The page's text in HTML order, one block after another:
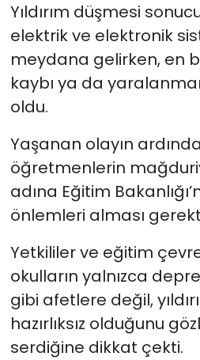
Yıldırım düşmesi
elektrik ve elektronik
meydana gelirken, en
kaybı ya da
oldu.
Yaşanan olayın
öğretmenlerin
adına Eğitim
önlemleri alması
Yetkililer ve eğitim
okulların yalnızca
gibi afetlere değil,
hazırlıksız olduğunu
serdiğine dikkat çekti.
Yazarlar